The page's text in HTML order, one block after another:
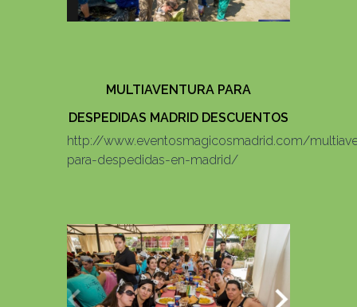
MULTIAVENTURA PARA
DESPEDIDAS MADRID DESCUENTOS
http://www.eventosmagicosmadrid.com/
para-despedidas-en-madrid/